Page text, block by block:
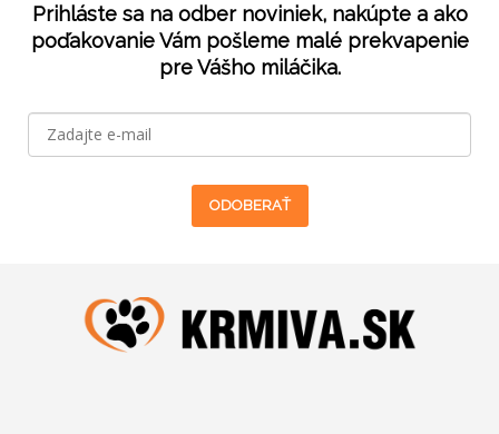
Prihláste sa na odber noviniek, nakúpte a ako
poďakovanie Vám pošleme malé prekvapenie
pre Vášho miláčika.
ODOBERAŤ